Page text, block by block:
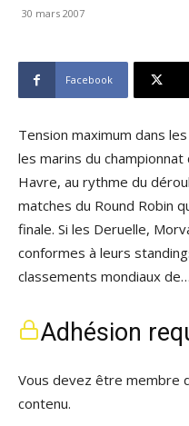
30 mars 2007
Facebook
Tension maximum dans
les marins du championnat
Havre, au rythme du
matches du Round Robin
finale. Si les Deruelle,
conformes à leurs
classements mondiaux de…
Adhésion
Vous devez être membre
contenu.